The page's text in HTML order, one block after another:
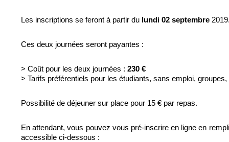
Les inscriptions se feront à partir du lundi 02 septembre
Ces deux journées seront payantes :
> Coût pour les deux journées : 230 €
> Tarifs préférentiels pour les étudiants, sans emploi,
Possibilité de déjeuner sur place pour 15 € par repas.
En attendant, vous pouvez vous pré-inscrire en ligne en
accessible ci-dessous :